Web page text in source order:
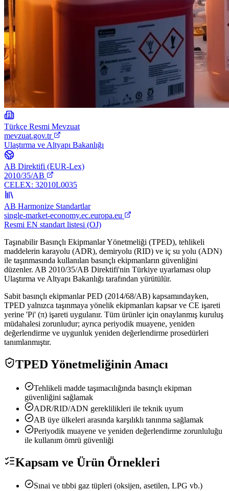
Türkçe Resmi Mevzuat
mevzuat.gov.tr
Ulaştırma ve Altyapı Bakanlığı
AB Direktifi (EUR-Lex)
2010/35/AB
CELEX: 32010L0035
AB Harmonize Standartlar
single-market-economy.ec.europa.eu
Resmi EN standart listesi (OJ)
Taşınabilir Basınçlı Ekipmanlar Yönetmeliği (TPED), tehlikeli
maddelerin karayolu (ADR), demiryolu (RID) ve iç su yolu (ADN)
ile taşınmasında kullanılan basınçlı ekipmanların güvenliğini
düzenler. AB 2010/35/AB Direktifi'nin Türkiye uyarlaması olup
Ulaştırma ve Altyapı Bakanlığı tarafından yürütülür.
Sabit basınçlı ekipmanlar PED (2014/68/AB) kapsamındayken,
TPED yalnızca taşınmaya yönelik ekipmanları kapsar ve CE işareti
yerine 'Pi' (π) işareti uygulanır. Tüm ürünler için onaylanmış kuruluş
müdahalesi zorunludur; ayrıca periyodik muayene, yeniden
değerlendirme ve uygunluk yeniden değerlendirme prosedürleri
tanımlanmıştır.
TPED Yönetmeliğinin Amacı
Tehlikeli madde taşımacılığında basınçlı ekipman
güvenliğini sağlamak
ADR/RID/ADN gereklilikleri ile teknik uyum
AB üye ülkeleri arasında karşılıklı tanınma sağlamak
Periyodik muayene ve yeniden değerlendirme zorunluluğu
ile kullanım ömrü güvenliği
Kapsam ve Ürün Örnekleri
Sınai ve tıbbi gaz tüpleri (oksijen, asetilen, LPG vb.)